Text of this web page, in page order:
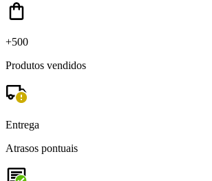
+500
Produtos vendidos
Entrega
Atrasos pontuais